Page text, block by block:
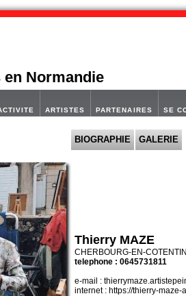
Normandie
ARTISTES PARTENAIRES SE
BIOGRAPHIE GALERIE
Thierry MAZE
CHERBOURG-EN-
telephone : 0645731811
e-mail :
internet : https://thierry-maze-